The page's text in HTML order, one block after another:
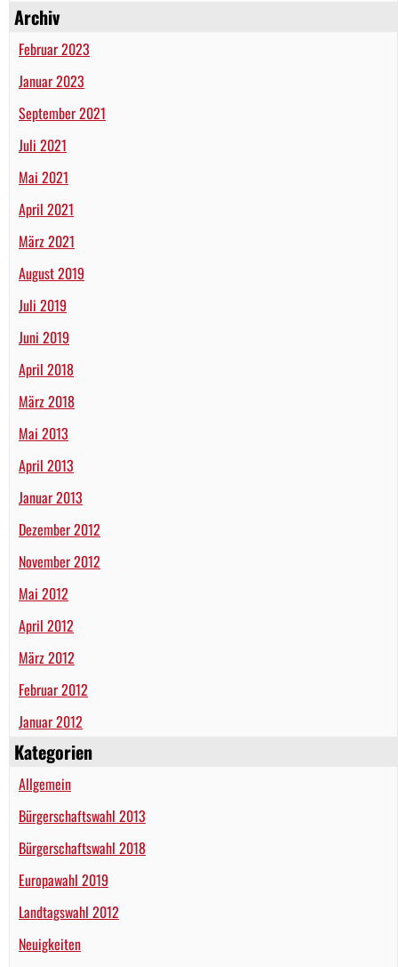
Archiv
Februar 2023
Januar 2023
September 2021
Juli 2021
Mai 2021
April 2021
März 2021
August 2019
Juli 2019
Juni 2019
April 2018
März 2018
Mai 2013
April 2013
Januar 2013
Dezember 2012
November 2012
Mai 2012
April 2012
März 2012
Februar 2012
Januar 2012
Kategorien
Allgemein
Bürgerschaftswahl 2013
Bürgerschaftswahl 2018
Europawahl 2019
Landtagswahl 2012
Neuigkeiten